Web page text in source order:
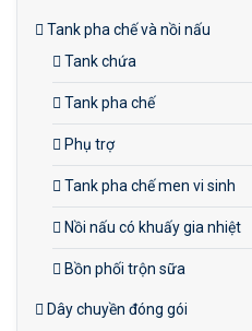
Tank pha chế và nồi nấu
Tank chứa
Tank pha chế
Phụ trợ
Tank pha chế men vi sinh
Nồi nấu có khuấy gia nhiệt
Bồn phối trộn sữa
Dây chuyền đóng gói